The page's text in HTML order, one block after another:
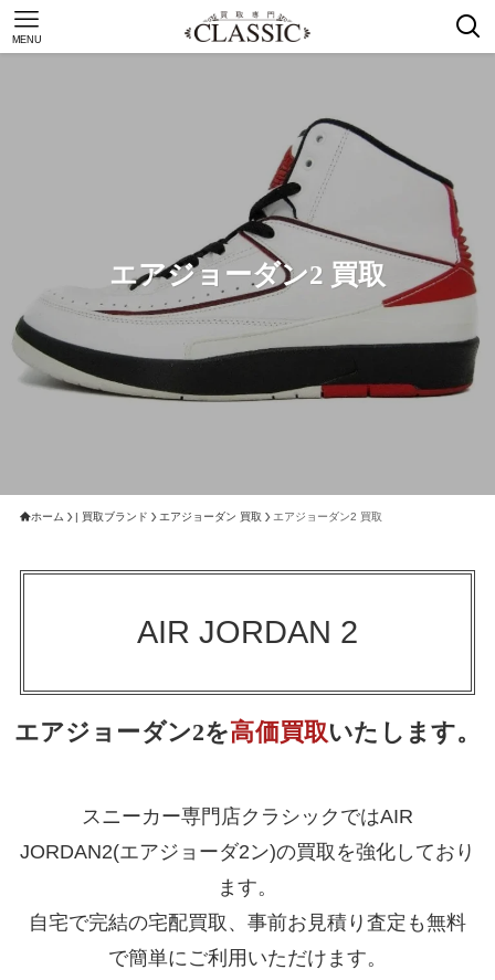
MENU
エアジョーダン2 買取
ホーム | 買取ブランド エアジョーダン 買取 エアジョーダン2 買取
AIR JORDAN 2
エアジョーダン2を高価買取いたします。
スニーカー専門店クラシックではAIR
JORDAN2(エアジョーダ2ン)の買取を強化しており
ます。
自宅で完結の宅配買取、事前お見積り査定も無料
で簡単にご利用いただけます。